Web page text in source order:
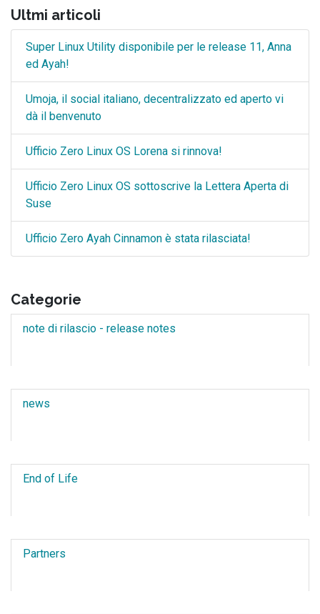
Ultmi articoli
Super Linux Utility disponibile per le release 11, Anna
ed Ayah!
Umoja, il social italiano, decentralizzato ed aperto vi
dà il benvenuto
Ufficio Zero Linux OS Lorena si rinnova!
Ufficio Zero Linux OS sottoscrive la Lettera Aperta di
Suse
Ufficio Zero Ayah Cinnamon è stata rilasciata!
Categorie
note di rilascio - release notes
news
End of Life
Partners